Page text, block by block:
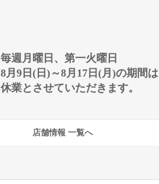
毎週月曜日、第一火曜日
8月9日(日)～8月17日(月)の期間は
休業とさせていただきます。
店舗情報 一覧へ